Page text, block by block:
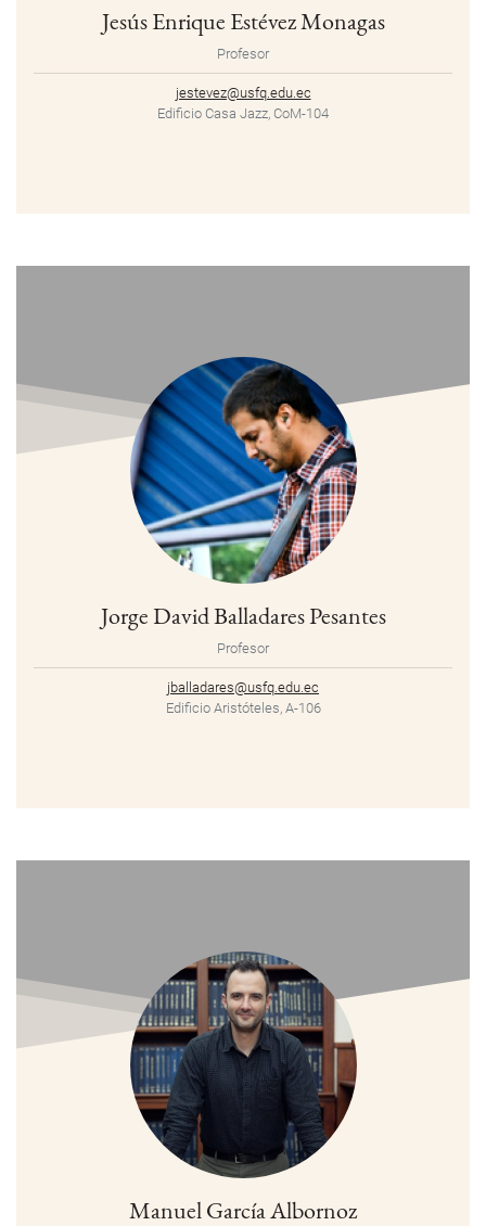
Jesús Enrique Estévez Monagas
Profesor
jestevez@usfq.edu.ec
Edificio Casa Jazz, CoM-104
Jorge David Balladares Pesantes
Profesor
jballadares@usfq.edu.ec
Edificio Aristóteles, A-106
Manuel García Albornoz